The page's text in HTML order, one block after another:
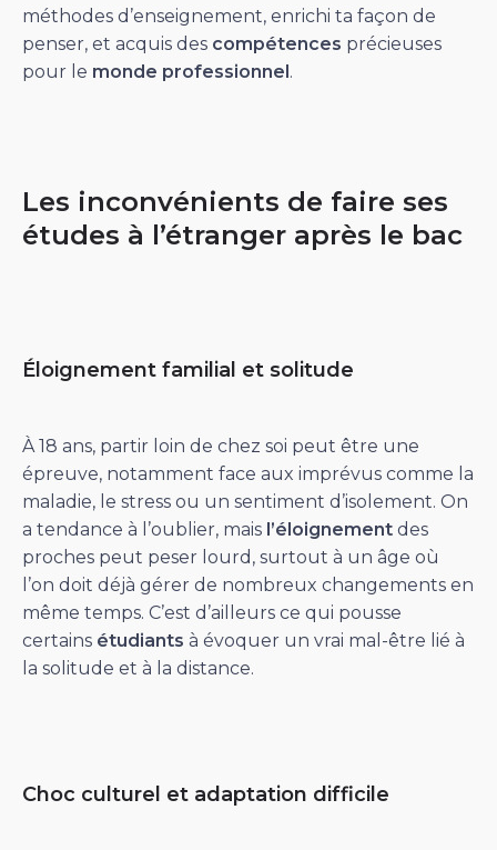
méthodes d’enseignement, enrichi ta façon de
penser, et acquis des compétences précieuses
pour le monde professionnel.
Les inconvénients de faire ses
études à l’étranger après le bac
Éloignement familial et solitude
À 18 ans, partir loin de chez soi peut être une
épreuve, notamment face aux imprévus comme la
maladie, le stress ou un sentiment d’isolement. On
a tendance à l’oublier, mais l’éloignement des
proches peut peser lourd, surtout à un âge où
l’on doit déjà gérer de nombreux changements en
même temps. C’est d’ailleurs ce qui pousse
certains étudiants à évoquer un vrai mal-être lié à
la solitude et à la distance.
Choc culturel et adaptation difficile